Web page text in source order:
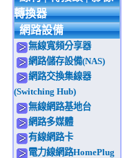
轉換器
網路設備
無線寬頻分享器
網路儲存設備(NAS)
網路交換集線器
(Switching Hub)
無線網路基地台
網路多媒體
有線網路卡
電力線網路HomePlug